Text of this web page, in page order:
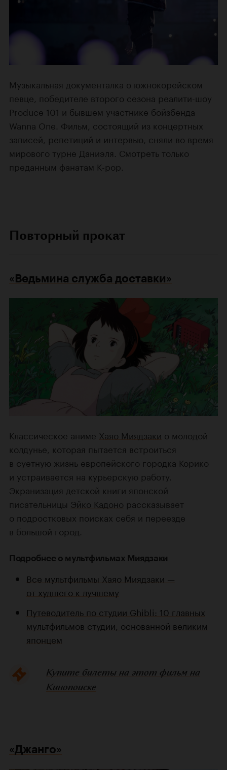
Музыкальная документалка о южнокорейском
певце, победителе второго сезона реалити-шоу
Produce 101 и бывшем участнике бойзбенда
Wanna One. Фильм, состоящий из концертных
записей, репетиций и интервью, сняли во время
мирового турне Даниэля. Смотреть только
преданным фанатам K-pop.
Повторный прокат
«Ведьмина служба доставки»
Классическое аниме Хаяо Миядзаки о молодой
колдунье, которая пытается встроиться
в суетную жизнь европейского городка Корико
и устраивается на курьерскую работу.
Экранизация детской книги японской
писательницы Эйко Кадоно рассказывает
о подростковых поисках себя и переезде
в большой город.
Подробнее о мультфильмах Миядзаки
Все мультфильмы Хаяо Миядзаки —
от худшего к лучшему
Путеводитель по студии Ghibli: 10 главных
мультфильмов студии, основанной великим
японцем
Купите билеты на этот фильм на
Кинопоиске
«Джанго»